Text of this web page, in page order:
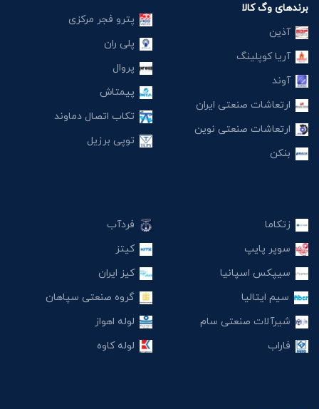
برندهای وگ کالا
آذین
آریا کوپلینگ
آوند
ارتعاشات صنعتی ایران
ارتعاشات صنعتی نوین
بنکن
پترو فجر مرکزی
پلی ران
پروال
پیمتاش
تکاب اتصال دماوند
توپی برزیل
زتکاما
سوپر پایپ
سیپکس اسپانیا
سیم ایتالیا
شیرآلات صنعتی سام
فاراب
فردآب
کیتز
کیز ایران
گروه صنعتی سپاهان
لوله اهواز
لوله کاوه